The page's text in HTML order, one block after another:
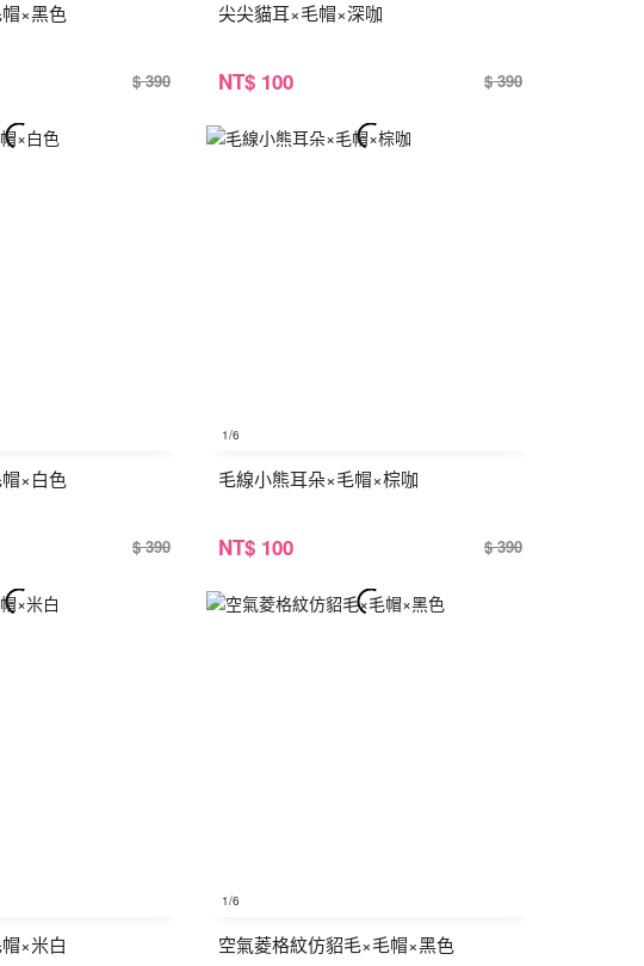
×黑色
$ 390
尖尖貓耳×毛帽×深咖
NT$ 100 $ 390
×白色
$ 390
1/6
毛線小熊耳朵×毛帽×棕咖
NT$ 100 $ 390
×米白
1/6
空氣菱格紋仿貂毛×毛帽×黑色